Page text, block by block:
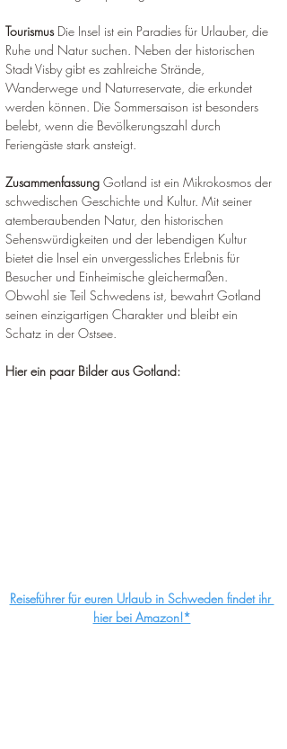
Tourismus Die Insel ist ein Paradies für Urlauber, die
Ruhe und Natur suchen. Neben der historischen
Stadt Visby gibt es zahlreiche Strände,
Wanderwege und Naturreservate, die erkundet
werden können. Die Sommersaison ist besonders
belebt, wenn die Bevölkerungszahl durch
Feriengäste stark ansteigt.
Zusammenfassung Gotland ist ein Mikrokosmos der
schwedischen Geschichte und Kultur. Mit seiner
atemberaubenden Natur, den historischen
Sehenswürdigkeiten und der lebendigen Kultur
bietet die Insel ein unvergessliches Erlebnis für
Besucher und Einheimische gleichermaßen.
Obwohl sie Teil Schwedens ist, bewahrt Gotland
seinen einzigartigen Charakter und bleibt ein
Schatz in der Ostsee.
Hier ein paar Bilder aus Gotland:
Reiseführer für euren Urlaub in Schweden findet ihr
hier bei Amazon!*